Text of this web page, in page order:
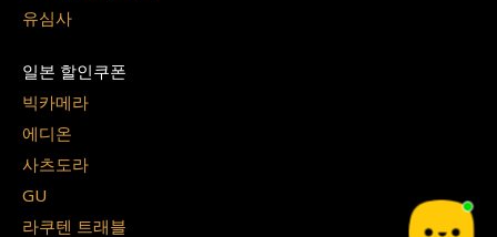
유심사
일본 할인쿠폰
빅카메라
에디온
사츠도라
GU
라쿠텐 트래블